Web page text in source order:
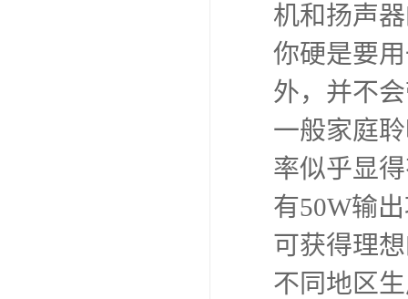
机和扬声
你硬是要
外，并不
一般家庭
率似乎显
有50W输
可获得理
不同地区